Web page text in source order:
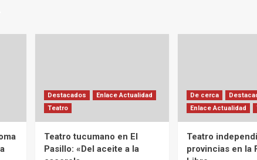
Destacados
Enlace Actualidad
Teatro
Teatro tucumano en El
Pasillo: «Del aceite a la
De cerca
Enlace Actualidad
Teatro
provincias en la